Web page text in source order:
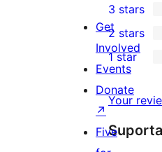
star
reviews
4-
star
review
0
3-
star
3 stars
0
2-
star
reviews
2 stars
1
1-
star
review
1 star
Your
Suporta
Get
Involved
Events
Donate
↗
Five